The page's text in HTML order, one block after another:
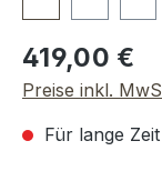
Regulärer Preis:
419,00 €
Preise inkl.
Für lange